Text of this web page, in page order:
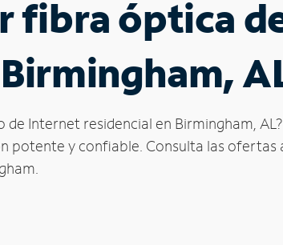
fibra óptica
de Internet residencial en Birmingham,
potente y confiable. Consulta las